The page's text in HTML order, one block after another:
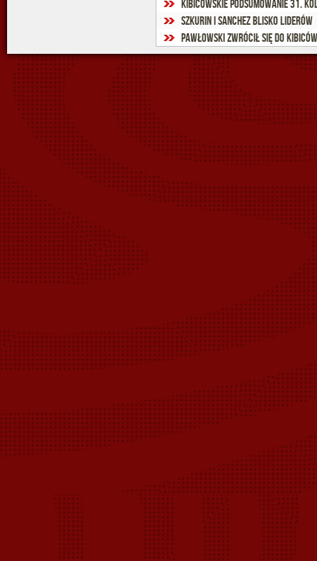
Kibicowskie podsumowanie 31.
Szkurin i Sanchez blisko liderów
Pawłowski zwrócił się do kibiców